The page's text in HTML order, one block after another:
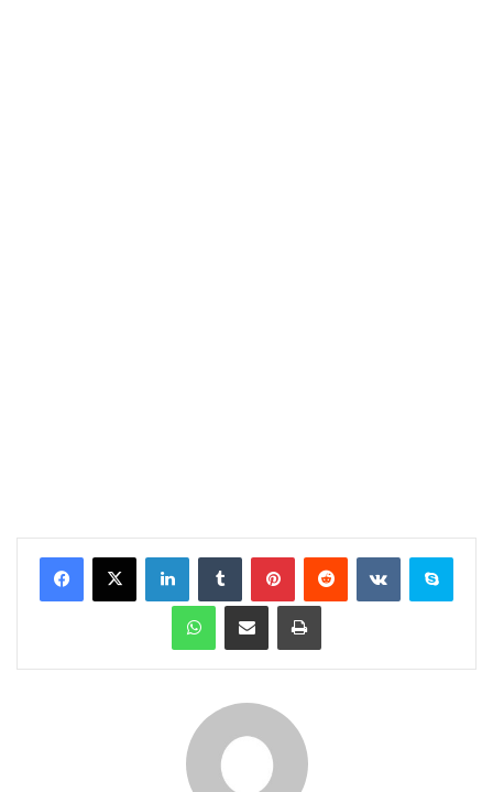
FacebookX LinkedInTumblr PinterestReddit VKontakteSkype
WhatsAppE-Posta ile paylaş Yazdır